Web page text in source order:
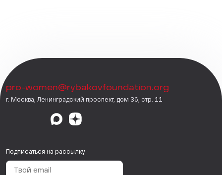
pro-women@rybakovfoundation.org
г. Москва, Ленинградский проспект, дом 36, стр. 11
Подписаться на рассылку